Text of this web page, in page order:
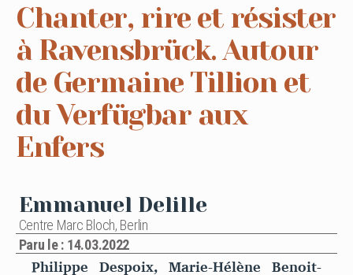
Chanter, rire et résister
à Ravensbrück. Autour
de Germaine Tillion et
du Verfügbar aux
Enfers
Emmanuel Delille
Centre Marc Bloch, Berlin
Paru le : 14.03.2022
Philippe Despoix, Marie-Hélène Benoit-